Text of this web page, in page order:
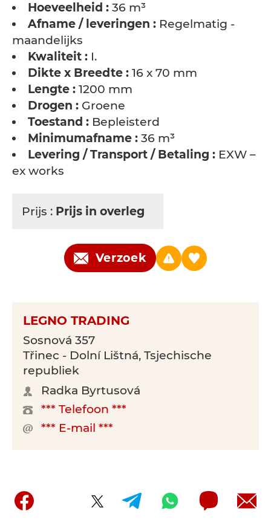
Hoeveelheid : 36 m³
Afname / leveringen : Regelmatig -
maandelijks
Kwaliteit : I.
Dikte x Breedte : 16 x 70 mm
Lengte : 1200 mm
Drogen : Groene
Toestand : Bepleisterd
Minimumafname : 36 m³
Levering / Transport / Betaling : EXW –
ex works
Prijs : Prijs in overleg
Verzoek
LEGNO TRADING
Sosnová 357
Třinec - Dolní Lištná, Tsjechische
republiek
Radka Byrtusová
*** Telefoon ***
*** E-mail ***